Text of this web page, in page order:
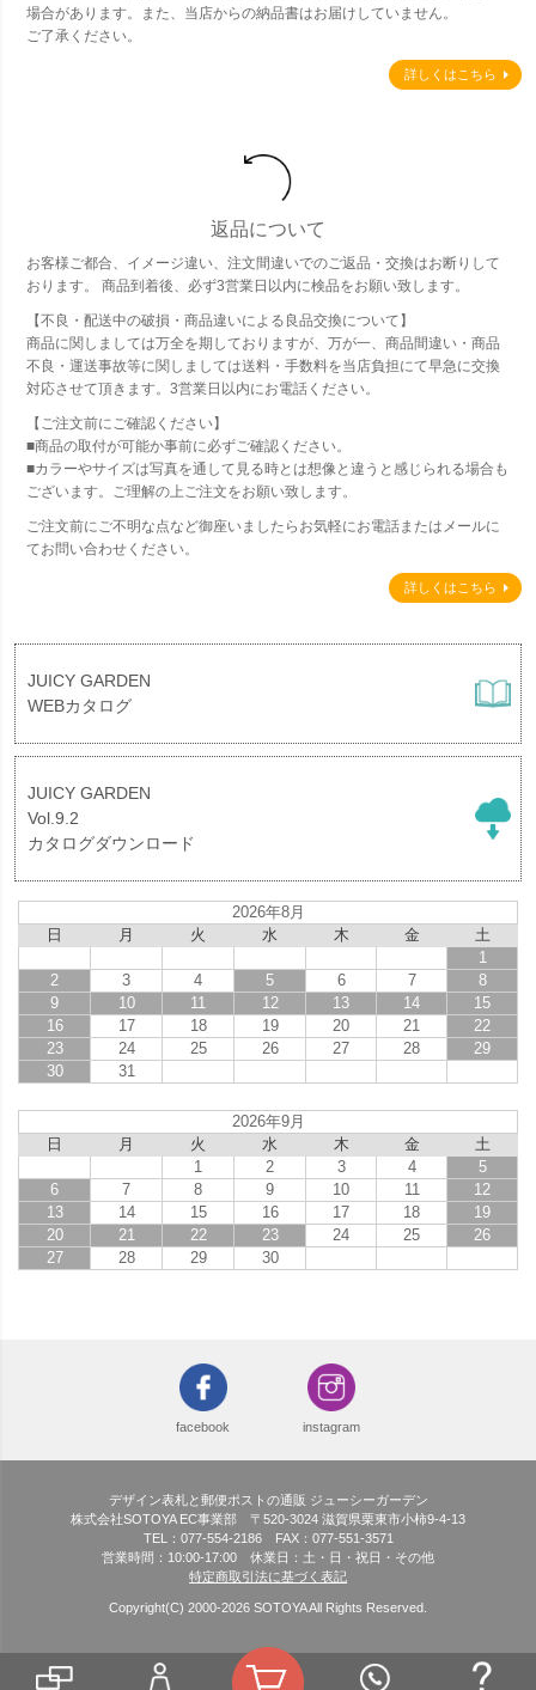
場合があります。また、当店からの納品書はお届けしていません。
ご了承ください。
詳しくはこちら
返品について
お客様ご都合、イメージ違い、注文間違いでのご返品・交換はお断りして
おります。 商品到着後、必ず3営業日以内に検品をお願い致します。
【不良・配送中の破損・商品違いによる良品交換について】
商品に関しましては万全を期しておりますが、万が一、商品間違い・商品
不良・運送事故等に関しましては送料・手数料を当店負担にて早急に交換
対応させて頂きます。3営業日以内にお電話ください。
【ご注文前にご確認ください】
■商品の取付が可能か事前に必ずご確認ください。
■カラーやサイズは写真を通して見る時とは想像と違うと感じられる場合も
ございます。ご理解の上ご注文をお願い致します。
ご注文前にご不明な点など御座いましたらお気軽にお電話またはメールに
てお問い合わせください。
詳しくはこちら
JUICY GARDEN
WEBカタログ
JUICY GARDEN
Vol.9.2
カタログダウンロード
2026年8月
日
月 火 水 木 金
土
1
2
3 4 5 6 7
8
9
10 11 12 13 14
15
16
17 18 19 20 21
22
23
24 25 26 27 28
29
30
31
2026年9月
日
月 火 水 木 金
土
1
2 3 4
5
6
7 8 9 10 11
12
13
14 15 16 17 18
19
20
21 22 23 24 25
26
27
28 29 30
facebook instagram
デザイン表札と郵便ポストの通販 ジューシーガーデン
株式会社SOTOYA EC事業部 〒520-3024 滋賀県栗東市小柿9-4-13
TEL：077-554-2186 FAX：077-551-3571
営業時間：10:00-17:00 休業日：土・日・祝日・その他
特定商取引法に基づく表記
Copyright(C) 2000-2026 SOTOYA All Rights Reserved.